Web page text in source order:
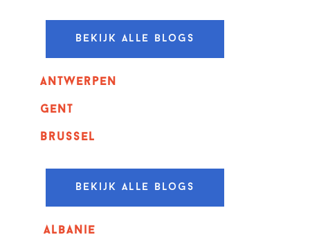
Bekijk alle blogs
Antwerpen
GENT
Brussel
Bekijk alle blogs
albanie